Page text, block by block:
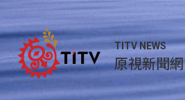
TITV NEWS
原視新聞網